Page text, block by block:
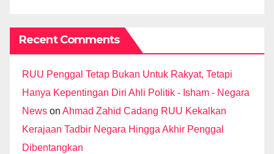
Recent Comments
RUU Penggal Tetap Bukan Untuk Rakyat, Tetapi
Hanya Kepentingan Diri Ahli Politik - Isham - Negara
News on Ahmad Zahid Cadang RUU Kekalkan
Kerajaan Tadbir Negara Hingga Akhir Penggal
Dibentangkan